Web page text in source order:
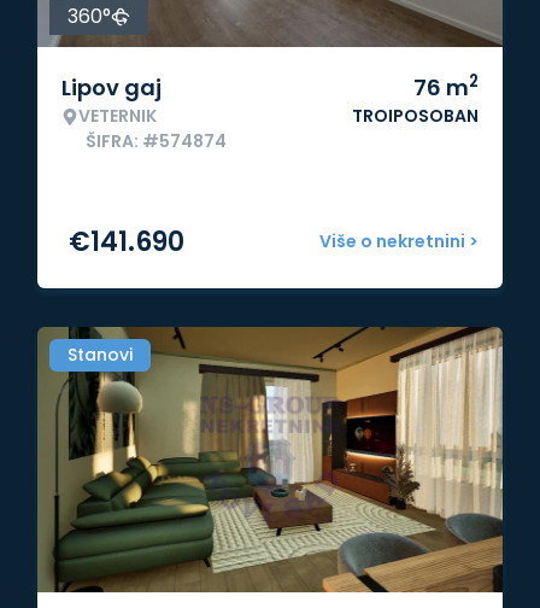
360°
Lipov gaj
VETERNIK
ŠIFRA: #574874
76 m2
TROIPOSOBAN
Više o nekretnini >
€141.690
Stanovi